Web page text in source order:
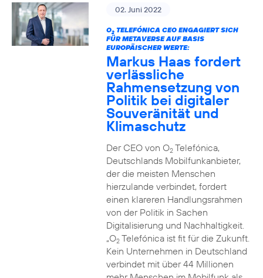
02. Juni 2022
O2TELEFÓNICA CEO ENGAGIERT SICH
FÜR METAVERSE AUF BASIS
EUROPÄISCHER WERTE:
Markus Haas fordert
verlässliche
Rahmensetzung von
Politik bei digitaler
Souveränität und
Klimaschutz
Der CEO von O2Telefónica,
Deutschlands Mobilfunkanbieter,
der die meisten Menschen
hierzulande verbindet, fordert
einen klareren Handlungsrahmen
von der Politik in Sachen
Digitalisierung und Nachhaltigkeit.
„O2Telefónica ist fit für die Zukunft.
Kein Unternehmen in Deutschland
verbindet mit über 44 Millionen